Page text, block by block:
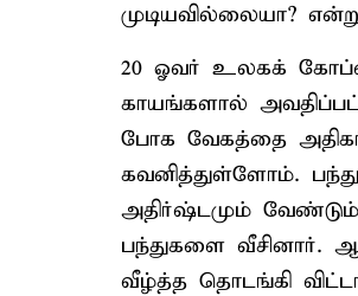
முடியவில்லையா?
20 ஓவர் உலகக்
காயங்களால்
போக வேகத்தை
கவனித்துள்ளோம்.
அதிர்ஷ்டமும்
பந்துகளை வீசினார்.
வீழ்த்த தொடங்கி